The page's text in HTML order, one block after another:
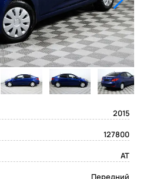
2015
127800
AT
Передний